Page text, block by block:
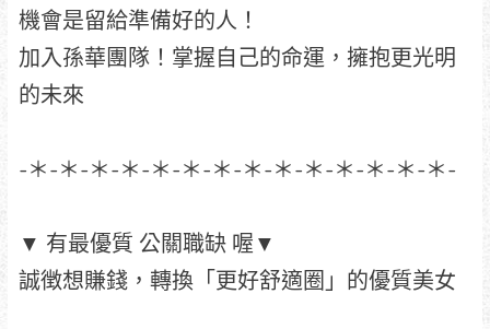
機會是留給準備好的人！
加入孫華團隊！掌握自己的命運，擁抱更光明
的未來
-＊-＊-＊-＊-＊-＊-＊-＊-＊-＊-＊-＊-＊-＊-
▼ 有最優質 公關職缺 喔▼
誠徴想賺錢，轉換「更好舒適圈」的優質美女